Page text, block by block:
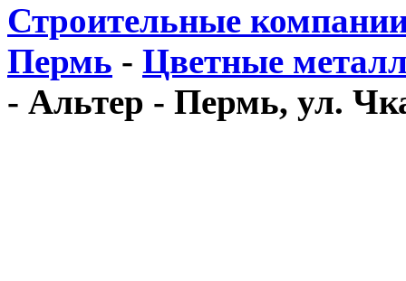
Строительные
Пермь - Цветные
- Альтер - Пермь, ул.